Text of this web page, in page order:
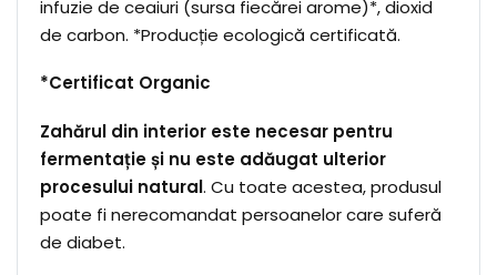
infuzie de ceaiuri (sursa fiecărei arome)*, dioxid
de carbon. *Producție ecologică certificată.
*Certificat Organic
Zahărul din interior este necesar pentru
fermentație și nu este adăugat ulterior
procesului natural. Cu toate acestea, produsul
poate fi nerecomandat persoanelor care suferă
de diabet.